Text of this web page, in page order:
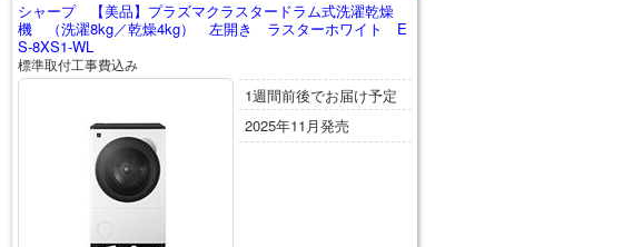
シャープ 【美品】プラズマクラスタードラム式洗濯乾燥
機 （洗濯8kg／乾燥4kg） 左開き ラスターホワイト E
S-8XS1-WL
標準取付工事費込み
1週間前後でお届け予定
2025年11月発売